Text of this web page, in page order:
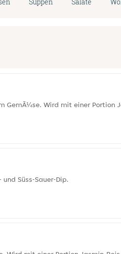
GemÃ¼se. Wird mit einer Portion
Süss-Sauer-Dip.